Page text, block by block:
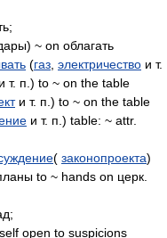
~ on облагать
(газ электричество и т.
т. п.) to ~ on the table
и т. п.) to ~ on the table
и т. п.) table: ~ attr.
( законопроекта)
to ~ hands on церк.
open to suspicions